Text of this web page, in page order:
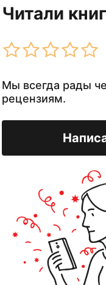
Читали
Мы всегда рады
рецензиям.